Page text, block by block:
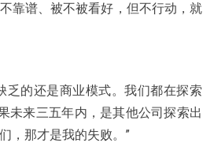
靠谱、被不被看好，但不行动，就
乏的还是商业模式。我们都在探索
未来三五年内，是其他公司探索出
，那才是我的失败。”